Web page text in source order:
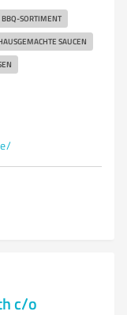
BBQ-SORTIMENT
SAUCEN
c/o